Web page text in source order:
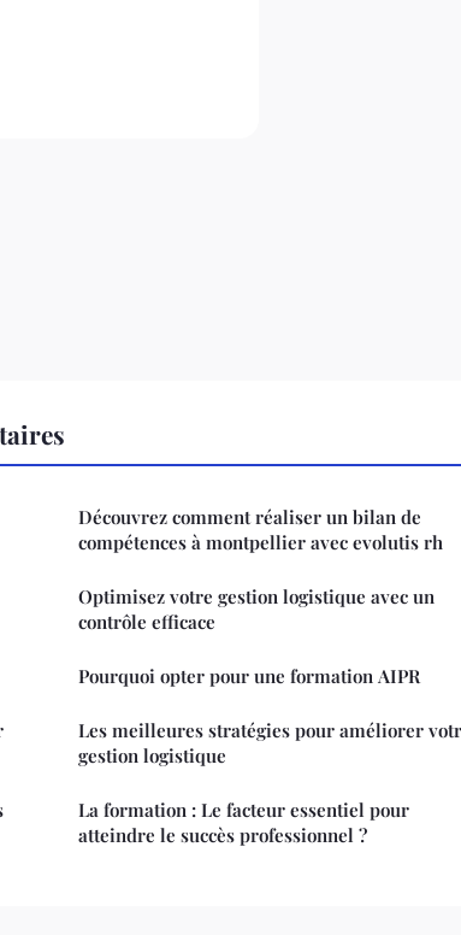
Découvrez comment réaliser un bilan de
compétences à montpellier avec evolutis rh
Optimisez votre gestion logistique avec un
contrôle efficace
Pourquoi opter pour une formation AIPR
Les meilleures stratégies pour améliorer
gestion logistique
La formation : Le facteur essentiel pour
atteindre le succès professionnel ?